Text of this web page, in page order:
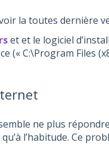
la toutes dernière
et et le logiciel
(« C:\Program Files
ne plus
l’habitude. Ce